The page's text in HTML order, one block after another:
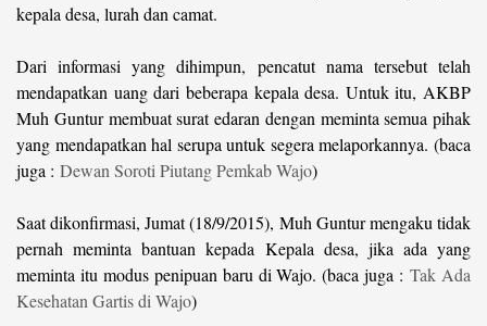
kepala desa, lurah dan camat.
Dari informasi yang dihimpun, pencatut nama tersebut telah
mendapatkan uang dari beberapa kepala desa. Untuk itu, AKBP
Muh Guntur membuat surat edaran dengan meminta semua pihak
yang mendapatkan hal serupa untuk segera melaporkannya. (baca
juga : Dewan Soroti Piutang Pemkab Wajo)
Saat dikonfirmasi, Jumat (18/9/2015), Muh Guntur mengaku tidak
pernah meminta bantuan kepada Kepala desa, jika ada yang
meminta itu modus penipuan baru di Wajo. (baca juga :Tak Ada
Kesehatan Gartis di Wajo)